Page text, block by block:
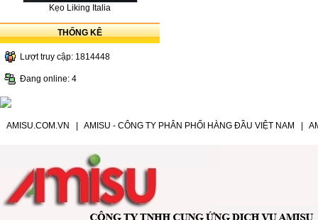
Kẹo Liking Italia
THỐNG KÊ
Lượt truy cập: 1814448
Đang online: 4
AMISU.COM.VN AMISU - CÔNG TY PHÂN PHỐI HÀNG ĐẦU VIỆT NAM